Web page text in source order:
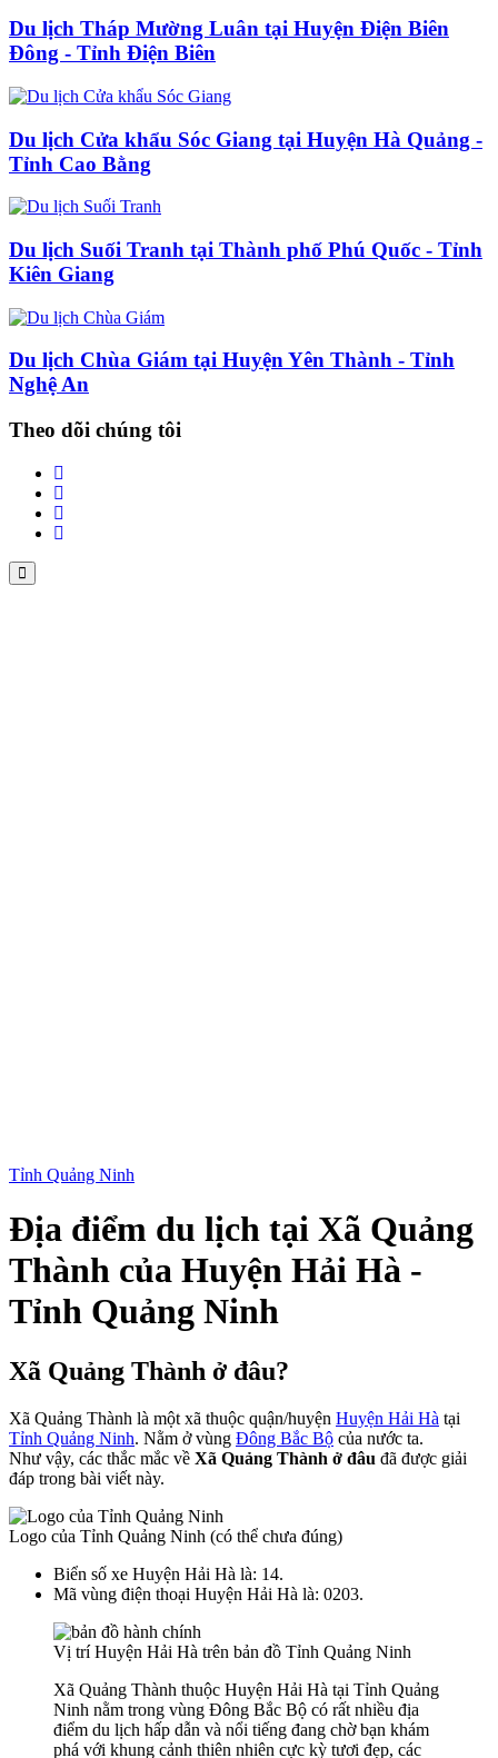
Du lịch Tháp Mường Luân tại Huyện Điện Biên
Đông - Tỉnh Điện Biên
Du lịch Cửa khẩu Sóc Giang tại Huyện Hà Quảng -
Tỉnh Cao Bằng
Du lịch Suối Tranh tại Thành phố Phú Quốc - Tỉnh
Kiên Giang
Du lịch Chùa Giám tại Huyện Yên Thành - Tỉnh
Nghệ An
Theo dõi chúng tôi
Tỉnh Quảng Ninh
Địa điểm du lịch tại Xã Quảng
Thành của Huyện Hải Hà -
Tỉnh Quảng Ninh
Xã Quảng Thành ở đâu?
Xã Quảng Thành là một xã thuộc quận/huyện Huyện Hải Hà tại
Tỉnh Quảng Ninh. Nằm ở vùng Đông Bắc Bộ của nước ta.
Như vậy, các thắc mắc về Xã Quảng Thành ở đâu đã được giải
đáp trong bài viết này.
Logo của Tỉnh Quảng Ninh (có thể chưa đúng)
Biển số xe Huyện Hải Hà là: 14.
Mã vùng điện thoại Huyện Hải Hà là: 0203.
Vị trí Huyện Hải Hà trên bản đồ Tỉnh Quảng Ninh
Xã Quảng Thành thuộc Huyện Hải Hà tại Tỉnh Quảng
Ninh nằm trong vùng Đông Bắc Bộ có rất nhiều địa
điểm du lịch hấp dẫn và nổi tiếng đang chờ bạn khám
phá với khung cảnh thiên nhiên cực kỳ tươi đẹp, các